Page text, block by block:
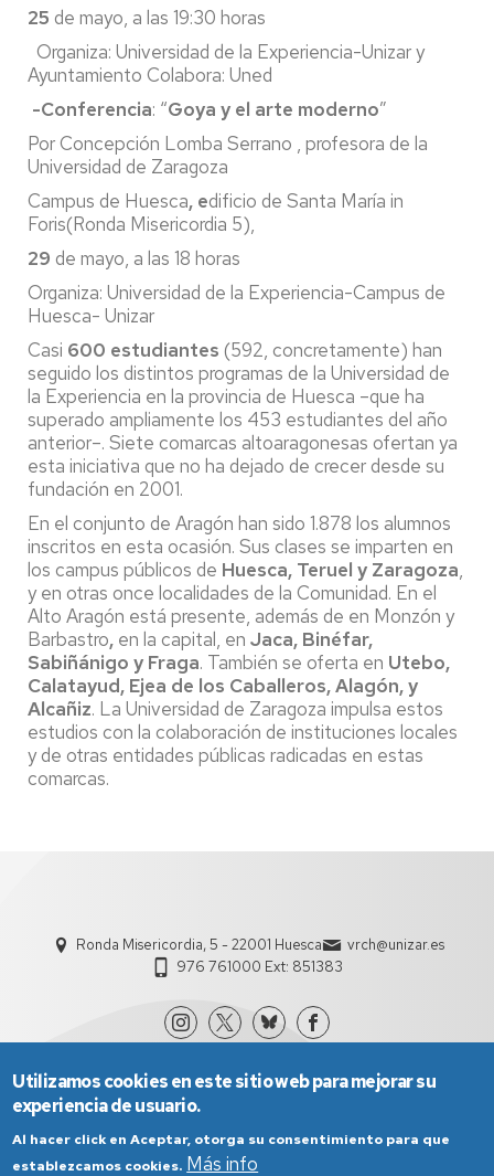
25 de mayo, a las 19:30 horas
Organiza: Universidad de la Experiencia-Unizar y
Ayuntamiento Colabora: Uned
-Conferencia: “Goya y el arte moderno”
Por Concepción Lomba Serrano , profesora de la
Universidad de Zaragoza
Campus de Huesca, edificio de Santa María in
Foris(Ronda Misericordia 5),
29 de mayo, a las 18 horas
Organiza: Universidad de la Experiencia-Campus de
Huesca- Unizar
Casi 600 estudiantes (592, concretamente) han
seguido los distintos programas de la Universidad de
la Experiencia en la provincia de Huesca –que ha
superado ampliamente los 453 estudiantes del año
anterior–. Siete comarcas altoaragonesas ofertan ya
esta iniciativa que no ha dejado de crecer desde su
fundación en 2001.
En el conjunto de Aragón han sido 1.878 los alumnos
inscritos en esta ocasión. Sus clases se imparten en
los campus públicos de Huesca, Teruel y Zaragoza,
y en otras once localidades de la Comunidad. En el
Alto Aragón está presente, además de en Monzón y
Barbastro, en la capital, en Jaca, Binéfar,
Sabiñánigo y Fraga. También se oferta en Utebo,
Calatayud, Ejea de los Caballeros, Alagón, y
Alcañiz. La Universidad de Zaragoza impulsa estos
estudios con la colaboración de instituciones locales
y de otras entidades públicas radicadas en estas
comarcas.
Ronda Misericordia, 5 - 22001 Huesca
vrch@unizar.es
976 761000 Ext: 851383
Utilizamos cookies en este sitio web para mejorar su
experiencia de usuario.
Al hacer click en Aceptar, otorga su consentimiento para que
establezcamos cookies. Más info